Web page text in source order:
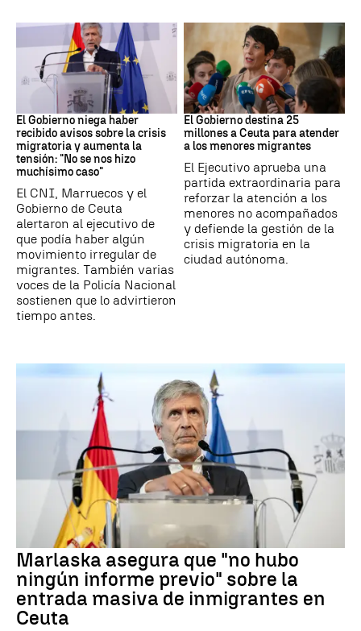
El Gobierno niega haber
recibido avisos sobre la crisis
migratoria y aumenta la
tensión: "No se nos hizo
muchísimo caso"
El CNI, Marruecos y el
Gobierno de Ceuta
alertaron al ejecutivo de
que podía haber algún
movimiento irregular de
migrantes. También varias
voces de la Policía Nacional
sostienen que lo advirtieron
tiempo antes.
Crisis migratoria
El Gobierno destina 25
millones a Ceuta para atender
a los menores migrantes
El Ejecutivo aprueba una
partida extraordinaria para
reforzar la atención a los
menores no acompañados
y defiende la gestión de la
crisis migratoria en la
ciudad autónoma.
Marlaska asegura que "no hubo
ningún informe previo" sobre la
entrada masiva de inmigrantes en
Ceuta